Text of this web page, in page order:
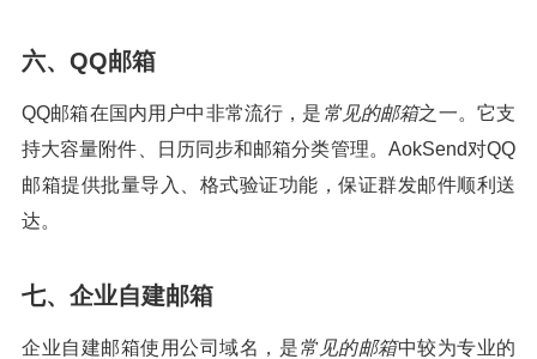
六、QQ邮箱
QQ邮箱在国内用户中非常流行，是 常见的邮箱之一。它支
持大容量附件、日历同步和邮箱分类管理。AokSend对QQ
邮箱提供批量导入、格式验证功能，保证群发邮件顺利送
达。
七、企业自建邮箱
企业自建邮箱使用公司域名，是常见的邮箱中较为专业的